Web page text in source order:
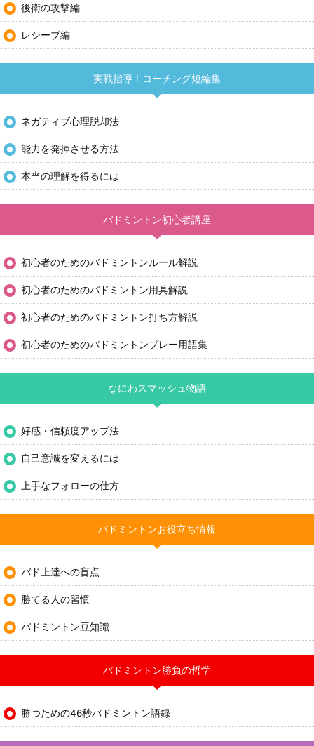
後衛の攻撃編
レシーブ編
実戦指導！コーチング短編集
ネガティブ心理脱却法
能力を発揮させる方法
本当の理解を得るには
バドミントン初心者講座
初心者のためのバドミントンルール解説
初心者のためのバドミントン用具解説
初心者のためのバドミントン打ち方解説
初心者のためのバドミントンプレー用語集
なにわスマッシュ物語
好感・信頼度アップ法
自己意識を変えるには
上手なフォローの仕方
バドミントンお役立ち情報
バド上達への盲点
勝てる人の習慣
バドミントン豆知識
バドミントン勝負の哲学
勝つための46秒バドミントン語録